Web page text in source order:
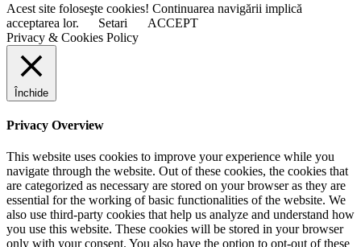
Acest site foloseşte cookies! Continuarea navigării implică
acceptarea lor.
Setari
ACCEPT
Privacy & Cookies Policy
Închide
Privacy Overview
This website uses cookies to improve your experience while you
navigate through the website. Out of these cookies, the cookies that
are categorized as necessary are stored on your browser as they are
essential for the working of basic functionalities of the website. We
also use third-party cookies that help us analyze and understand how
you use this website. These cookies will be stored in your browser
only with your consent. You also have the option to opt-out of these